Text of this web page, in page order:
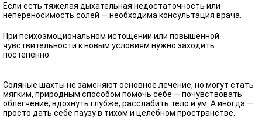
Если есть тяжёлая дыхательная недостаточность или
непереносимость солей — необходима консультация врача.
При психоэмоциональном истощении или повышенной
чувствительности к новым условиям нужно заходить
постепенно.
Соляные шахты не заменяют основное лечение, но могут стать
мягким, природным способом помочь себе — почувствовать
облегчение, вдохнуть глубже, расслабить тело и ум. А иногда —
просто дать себе паузу в тихом и целебном пространстве.